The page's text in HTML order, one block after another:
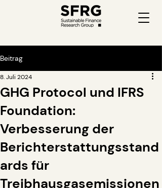
Beitrag
GHG Protocol und IFRS
Foundation:
Verbesserung der
Berichterstattungsstand
ards für
Treibhausgasemissionen
8. Juli 2024